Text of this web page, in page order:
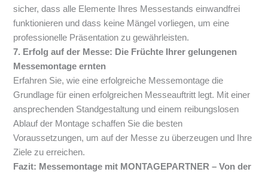
sicher, dass alle Elemente Ihres Messestands einwandfrei
funktionieren und dass keine Mängel vorliegen, um eine
professionelle Präsentation zu gewährleisten.
7. Erfolg auf der Messe: Die Früchte Ihrer gelungenen
Messemontage ernten
Erfahren Sie, wie eine erfolgreiche Messemontage die
Grundlage für einen erfolgreichen Messeauftritt legt. Mit einer
ansprechenden Standgestaltung und einem reibungslosen
Ablauf der Montage schaffen Sie die besten
Voraussetzungen, um auf der Messe zu überzeugen und Ihre
Ziele zu erreichen.
Fazit: Messemontage mit MONTAGEPARTNER – Von der